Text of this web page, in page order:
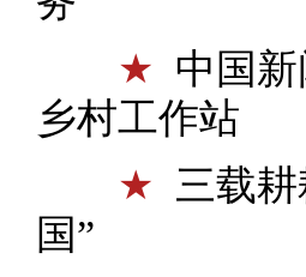
★ 中国
乡村工作站
★
三载
国”